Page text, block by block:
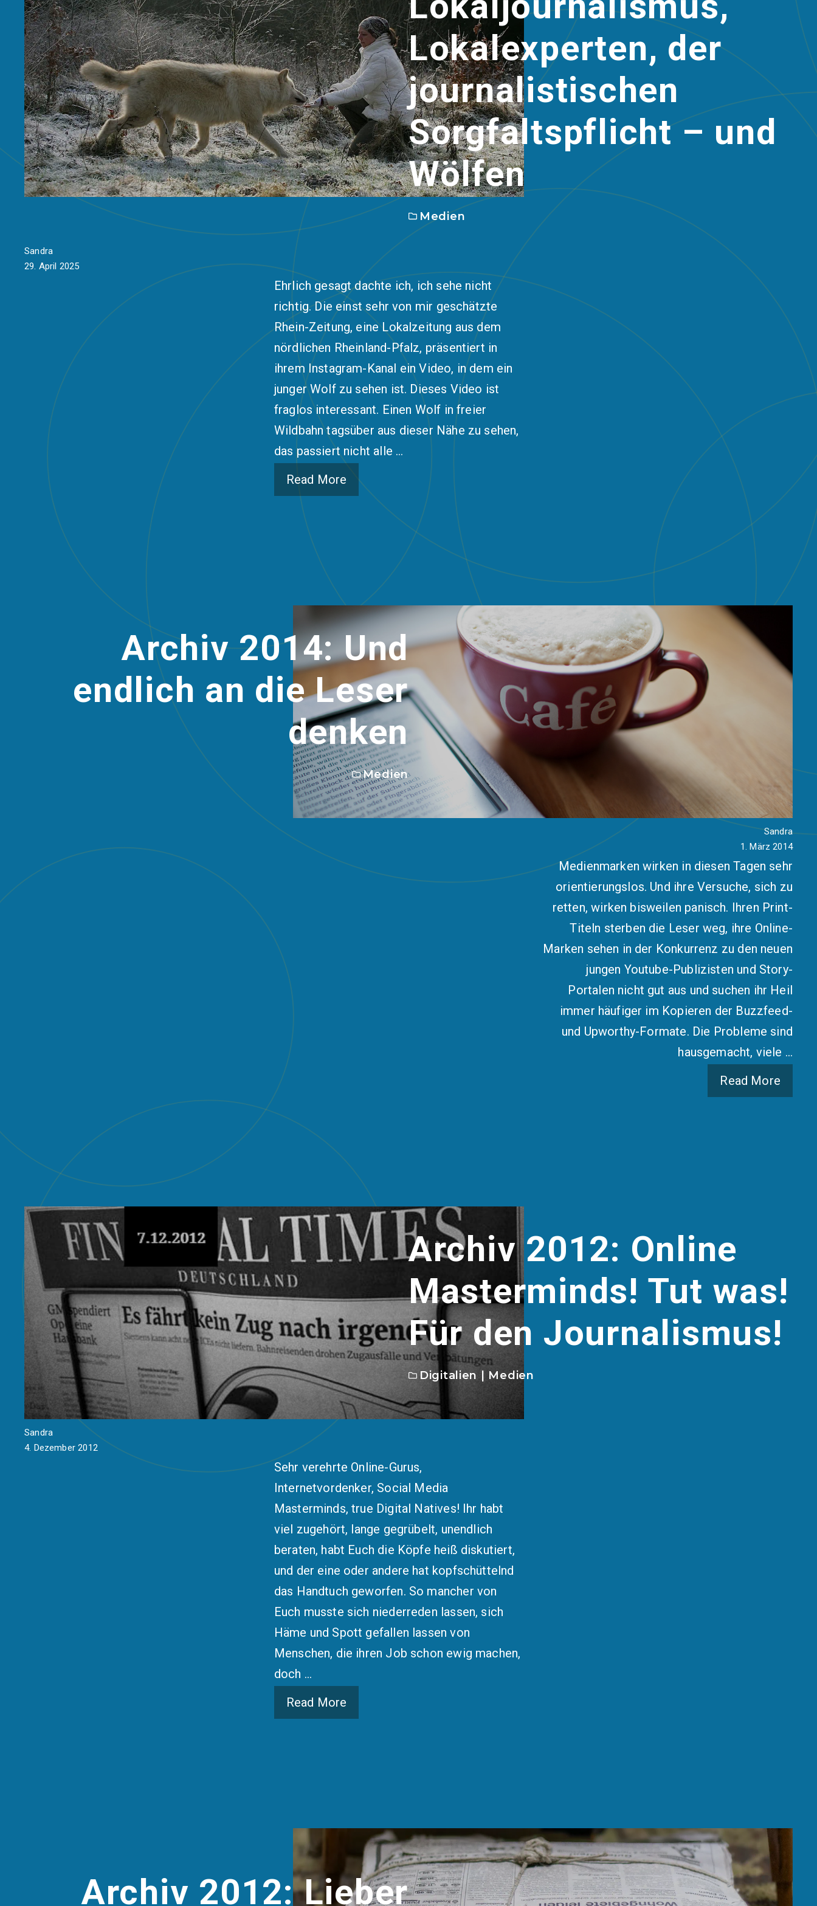
Lokalexperten, der
journalistischen
Sorgfaltspflicht – und
Wölfen
Medien
Sandra
29. April 2025
Ehrlich gesagt dachte ich, ich sehe nicht
richtig. Die einst sehr von mir geschätzte
Rhein-Zeitung, eine Lokalzeitung aus dem
nördlichen Rheinland-Pfalz, präsentiert in
ihrem Instagram-Kanal ein Video, in dem ein
junger Wolf zu sehen ist. Dieses Video ist
fraglos interessant. Einen Wolf in freier
Wildbahn tagsüber aus dieser Nähe zu sehen,
das passiert nicht alle …
Read More
Archiv 2014: Und
endlich an die Leser
denken
Medien
Sandra
1. März 2014
Medienmarken wirken in diesen Tagen sehr
orientierungslos. Und ihre Versuche, sich zu
retten, wirken bisweilen panisch. Ihren Print-
Titeln sterben die Leser weg, ihre Online-
Marken sehen in der Konkurrenz zu den neuen
jungen Youtube-Publizisten und Story-
Portalen nicht gut aus und suchen ihr Heil
immer häufiger im Kopieren der Buzzfeed-
und Upworthy-Formate. Die Probleme sind
hausgemacht, viele …
Read More
Archiv 2012: Online
Masterminds! Tut was!
Für den Journalismus!
Digitalien Medien
Sandra
4. Dezember 2012
Sehr verehrte Online-Gurus,
Internetvordenker, Social Media
Masterminds, true Digital Natives! Ihr habt
viel zugehört, lange gegrübelt, unendlich
beraten, habt Euch die Köpfe heiß diskutiert,
und der eine oder andere hat kopfschüttelnd
das Handtuch geworfen. So mancher von
Euch musste sich niederreden lassen, sich
Häme und Spott gefallen lassen von
Menschen, die ihren Job schon ewig machen,
doch …
Read More
Archiv 2012: Lieber